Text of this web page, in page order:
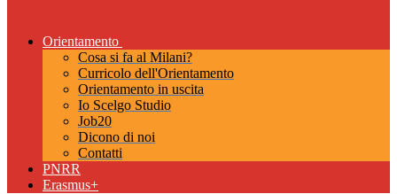
Orientamento
Cosa si fa al Milani?
Curricolo dell'Orientamento
Orientamento in uscita
Io Scelgo Studio
Job20
Dicono di noi
Contatti
PNRR
Erasmus+